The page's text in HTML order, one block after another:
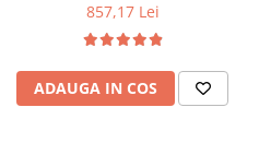
857,17 Lei
ADAUGA IN COS